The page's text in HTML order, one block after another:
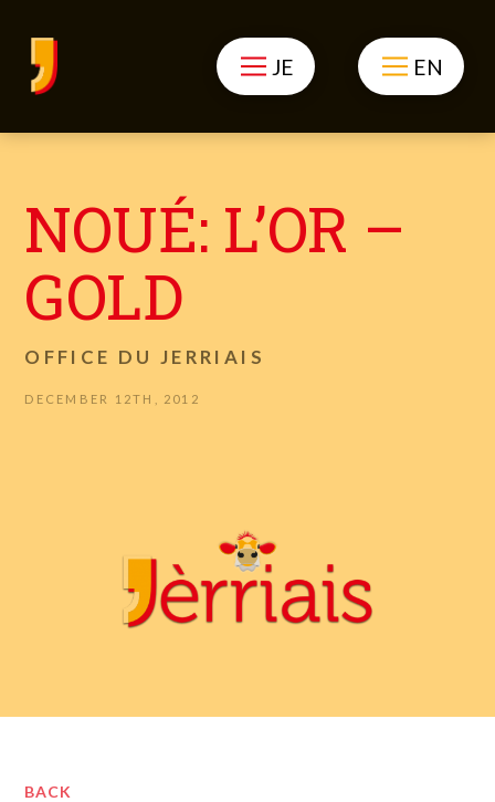
JE EN
NOUÉ: L’OR –
GOLD
OFFICE DU JERRIAIS
DECEMBER 12TH, 2012
BACK